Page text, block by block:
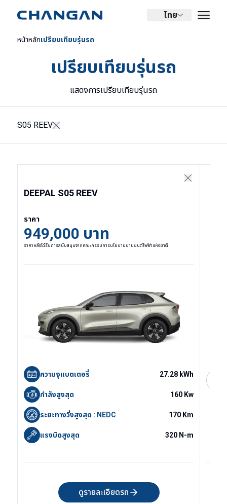
ไทย
หน้าหลักเปรียบเทียบรุ่นรถ
เปรียบเทียบรุ่นรถ
แสดงการเปรียบเทียบรุ่นรถ
S05 REEV
DEEPAL S05 REEV
ราคา
949,000 บาท
ราคาหลังได้รับการสนับสนุนจากคณะกรรมการนโยบายยานยนต์ไฟฟ้าแห่งชาติ
ความจุแบตเตอรี่ 27.28 kWh
กำลังสูงสุด 160 Kw
ระยะทางวิ่งสูงสุด : NEDC 170 Km
แรงบิดสูงสุด 320 N-m
ดูรายละเอียดรถ